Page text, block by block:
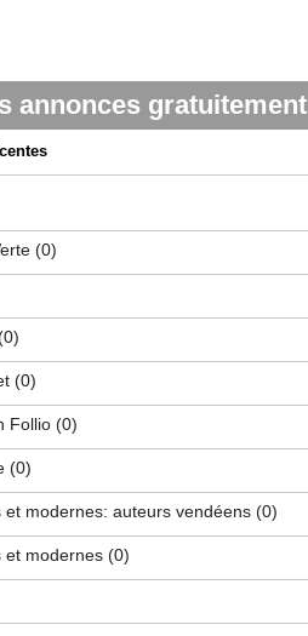
annonces gratuitement
(0)
(0)
Follio (0)
(0)
et modernes: auteurs vendéens (0)
et modernes (0)